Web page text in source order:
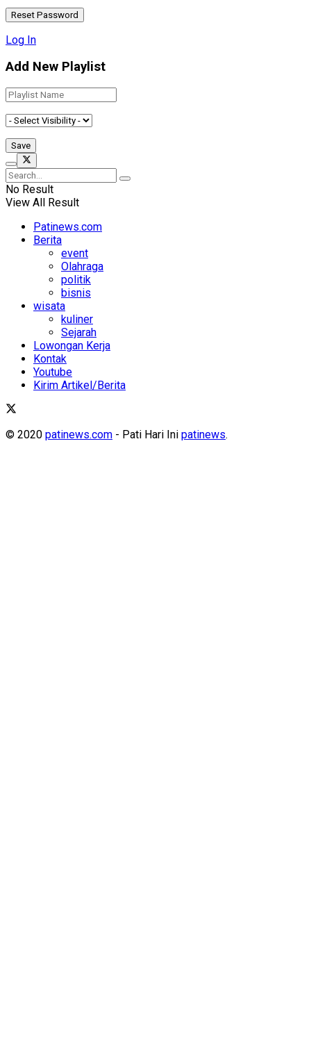
Log In
Add New Playlist
No Result
View All Result
Patinews.com
Berita
event
Olahraga
politik
bisnis
wisata
kuliner
Sejarah
Lowongan Kerja
Kontak
Youtube
Kirim Artikel/Berita
© 2020 patinews.com - Pati Hari Ini patinews.